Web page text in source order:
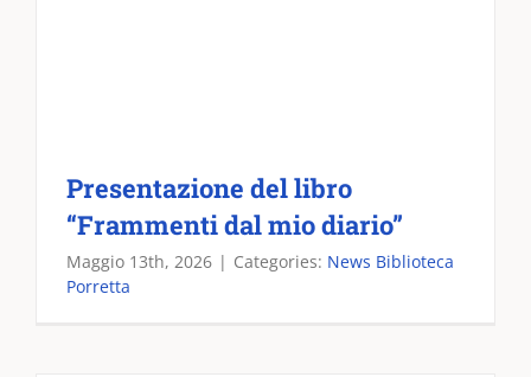
Presentazione del libro
“Frammenti dal mio diario”
Maggio 13th, 2026 | Categories: News Biblioteca
Porretta